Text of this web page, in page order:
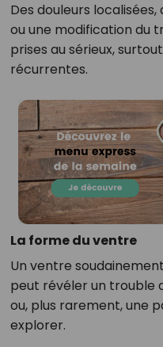
Des douleurs
ou une modification du
prises au sérieux,
récurrentes.
La forme du ventre
Un ventre
peut révéler un trouble
ou, plus rarement, une
explorer.